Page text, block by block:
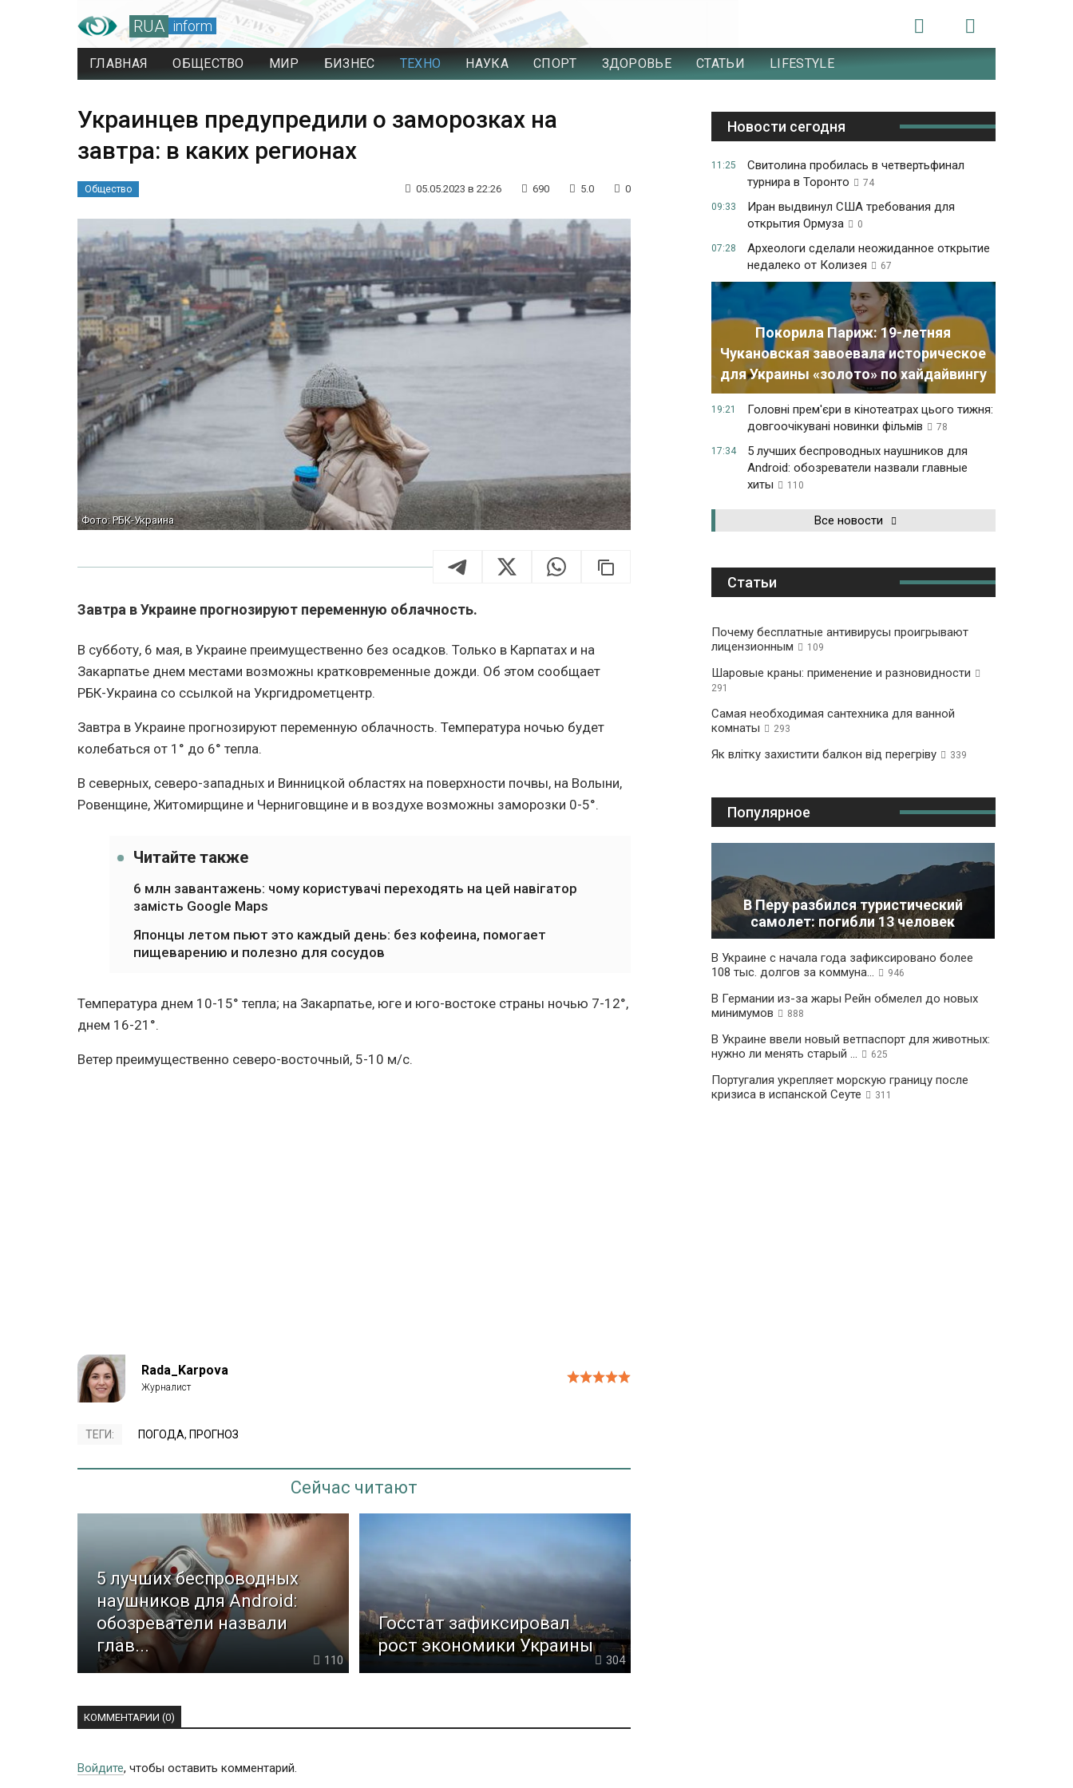
RUA inform
ГЛАВНАЯ ОБЩЕСТВО МИР БИЗНЕС ТЕХНО НАУКА СПОРТ ЗДОРОВЬЕ СТАТЬИ LIFESTYLE
Украинцев предупредили о заморозках на
завтра: в каких регионах
Общество 05.05.2023 в 22:26 690 5.0 0
Фото: РБК-Украина
Завтра в Украине прогнозируют переменную облачность.
В субботу, 6 мая, в Украине преимущественно без осадков. Только в Карпатах и на
Закарпатье днем местами возможны кратковременные дожди. Об этом сообщает
РБК-Украина со ссылкой на Укргидрометцентр.
Завтра в Украине прогнозируют переменную облачность. Температура ночью будет
колебаться от 1° до 6° тепла.
В северных, северо-западных и Винницкой областях на поверхности почвы, на Волыни,
Ровенщине, Житомирщине и Черниговщине и в воздухе возможны заморозки 0-5°.
Читайте также
6 млн завантажень: чому користувачі переходять на цей навігатор
замість Google Maps
Японцы летом пьют это каждый день: без кофеина, помогает
пищеварению и полезно для сосудов
Температура днем 10-15° тепла; на Закарпатье, юге и юго-востоке страны ночью 7-12°,
днем 16-21°.
Ветер преимущественно северо-восточный, 5-10 м/с.
Rada_Karpova
ТЕГИ: ПОГОДА, ПРОГНОЗ
Сейчас читают
5 лучших беспроводных
наушников для Android:
обозреватели назвали
глав...
110
Госстат зафиксировал
рост экономики Украины
304
КОММЕНТАРИИ (0)
Войдите, чтобы оставить комментарий.
Новости сегодня
11:25
Свитолина пробилась в четвертьфинал
турнира в Торонто
74
09:33
Иран выдвинул США требования для
открытия Ормуза
0
07:28
Археологи сделали неожиданное открытие
недалеко от Колизея
67
Покорила Париж: 19-летняя
Чукановская завоевала историческое
для Украины «золото» по хайдайвингу
19:21
Головні прем'єри в кінотеатрах цього тижня:
довгоочікувані новинки фільмів
78
17:34
5 лучших беспроводных наушников для
Android: обозреватели назвали главные
хиты
110
Все новости
Статьи
Почему бесплатные антивирусы проигрывают
лицензионным
109
Шаровые краны: применение и разновидности
291
Самая необходимая сантехника для ванной
комнаты
293
Як влітку захистити балкон від перегріву 339
Популярное
В Перу разбился туристический
самолет: погибли 13 человек
В Украине с начала года зафиксировано более
108 тыс. долгов за коммуна...
946
В Германии из-за жары Рейн обмелел до новых
минимумов
888
В Украине ввели новый ветпаспорт для животных:
нужно ли менять старый ...
625
Португалия укрепляет морскую границу после
кризиса в испанской Сеуте
311